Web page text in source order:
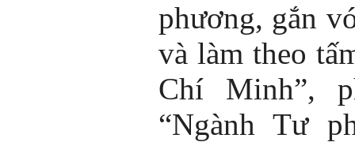
phương, gắn
và làm theo
Chí Minh”,
“Ngành Tư